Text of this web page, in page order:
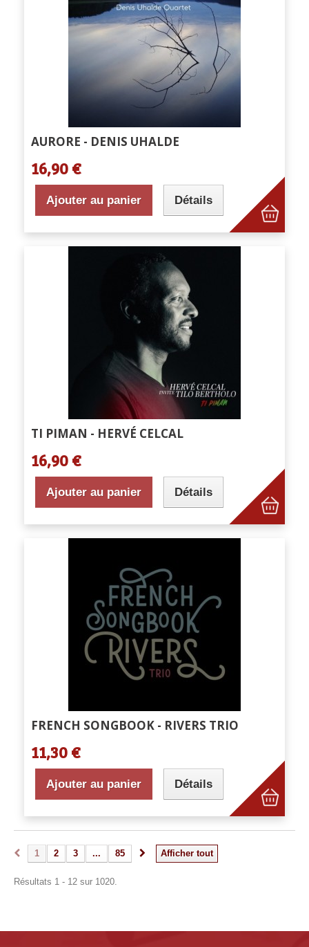
AURORE - DENIS UHALDE
16,90 €
Ajouter au panier Détails
TI PIMAN - HERVÉ CELCAL
16,90 €
Ajouter au panier Détails
FRENCH SONGBOOK - RIVERS TRIO
11,30 €
Ajouter au panier Détails
Afficher tout
1 2 3 ... 85
Résultats 1 - 12 sur 1020.